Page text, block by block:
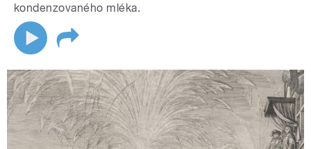
kondenzovaného mléka.